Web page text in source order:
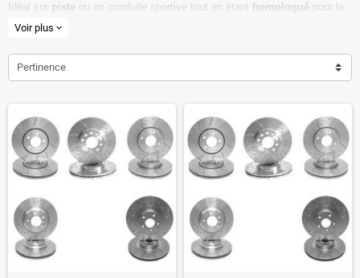
Idéal sur piste ou en conduite sportive tout en étant homologué pour la
route ouverte.
Dimensions d'origine respectées
Installation en lieu et place.
Homologué pour le contrôle technique
Voir plus expand_more
Pertinence